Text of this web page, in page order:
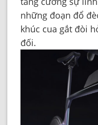
những đoạn đổ
khúc cua gắt đòi
đối.